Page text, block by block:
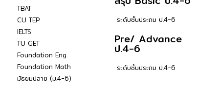
TBAT
CU TEP
IELTS
TU GET
Foundation Eng
Foundation Math
มัธยมปลาย (ม.4-6)
ระดับชั้นประถม ป.4-6
Pre/ Advance
ป.4-6
ระดับชั้นประถม ป.4-6